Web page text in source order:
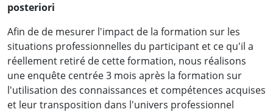
posteriori
Afin de de mesurer l'impact de la formation sur les
situations professionnelles du participant et ce qu'il a
réellement retiré de cette formation, nous réalisons
une enquête centrée 3 mois après la formation sur
l'utilisation des connaissances et compétences acquises
et leur transposition dans l'univers professionnel